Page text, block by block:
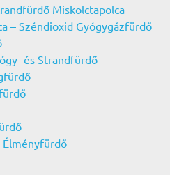
Miskolctapolca
– Széndioxid Gyógygázfürdő
és Strandfürdő
Élményfürdő